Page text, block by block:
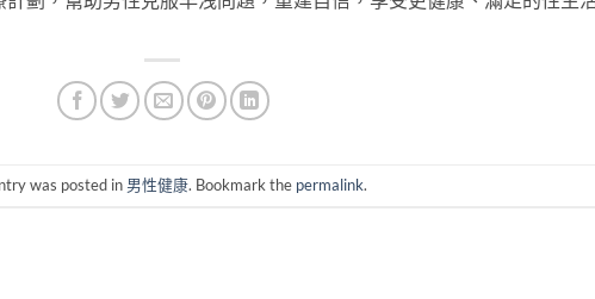
was posted in 男性健康. Bookmark the permalink.